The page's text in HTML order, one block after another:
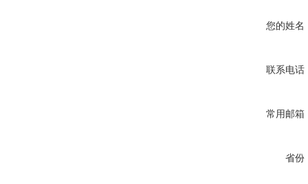
您的姓名
联系电话
常用邮箱
省份